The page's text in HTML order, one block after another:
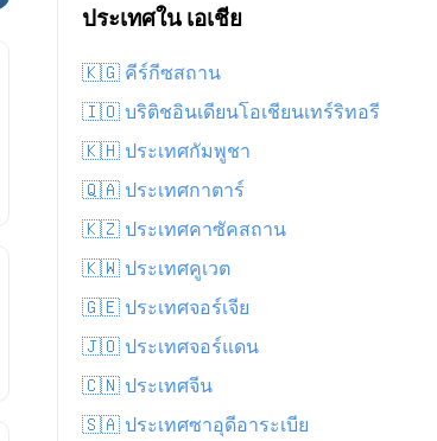
ประเทศใน เอเชีย
🇰🇬 คีร์กีซสถาน
🇮🇴 บริติชอินเดียนโอเชียนเทร์ริทอรี
🇰🇭 ประเทศกัมพูชา
🇶🇦 ประเทศกาตาร์
🇰🇿 ประเทศคาซัคสถาน
🇰🇼 ประเทศคูเวต
🇬🇪 ประเทศจอร์เจีย
🇯🇴 ประเทศจอร์แดน
🇨🇳 ประเทศจีน
🇸🇦 ประเทศซาอุดีอาระเบีย